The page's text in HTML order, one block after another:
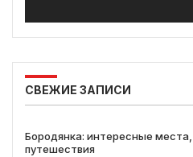
СВЕЖИЕ ЗАПИСИ
Бородянка: интересные
путешествия